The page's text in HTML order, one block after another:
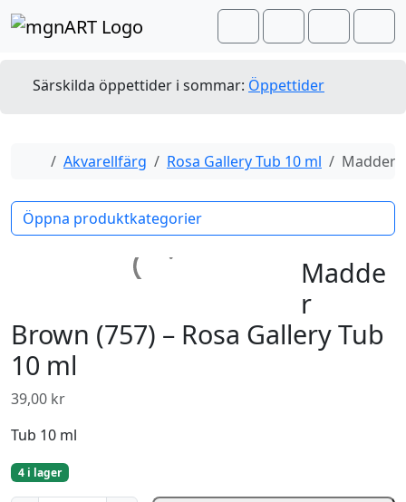
Skip to content
Skip to footer
SearchAccount
Cart
Särskilda öppettider i sommar: Öppettider
Home
Akvarellfärg Rosa Gallery Tub 10 ml Madder
Öppna produktkategorier
Madde
r
Brown (757) – Rosa Gallery Tub
10 ml
39,00 kr
Tub 10 ml
4 i lager